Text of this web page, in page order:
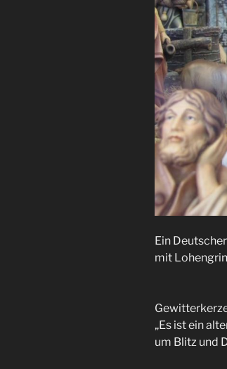
Ein
mit
„Es ist ein
um Blitz und